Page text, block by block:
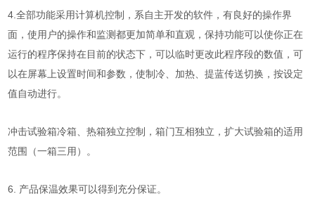
4.全部功能采用计算机控制，系自主开发的软件，有良好的操作界
面，使用户的操作和监测都更加简单和直观，保持功能可以使你正在
运行的程序保持在目前的状态下，可以临时更改此程序段的数值，可
以在屏幕上设置时间和参数，使制冷、加热、提蓝传送切换，按设定
值自动进行。
冲击试验箱冷箱、热箱独立控制，箱门互相独立，扩大试验箱的适用
范围（一箱三用）。
6. 产品保温效果可以得到充分保证。